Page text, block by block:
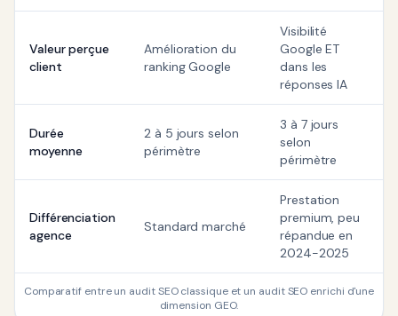
Valeur perçue
client
Amélioration du
ranking Google
Visibilité
Google ET
dans les
réponses IA
Durée
moyenne
2 à 5 jours selon
périmètre
3 à 7 jours
selon
périmètre
Différenciation
agence
Standard marché
Prestation
premium, peu
répandue en
2024-2025
Comparatif entre un audit SEO classique et un audit SEO enrichi d'une
dimension GEO.